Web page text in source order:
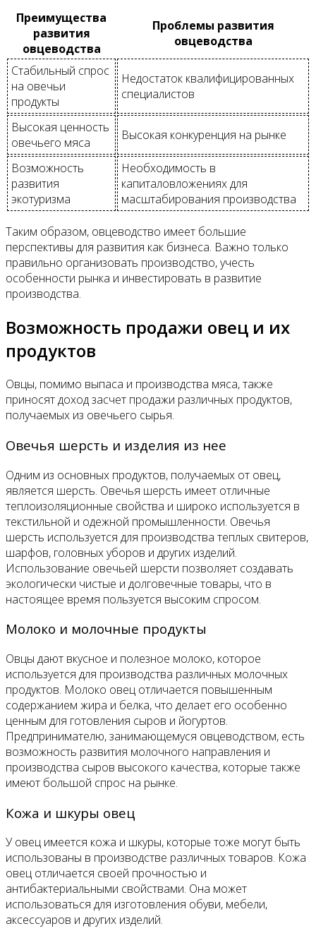
Преимущества
развития
овцеводства
Проблемы развития
овцеводства
Стабильный спрос
на овечьи
продукты
Недостаток квалифицированных
специалистов
Высокая ценность
овечьего мяса
Высокая конкуренция на рынке
Возможность
развития
экотуризма
Необходимость в
капиталовложениях для
масштабирования производства
Таким образом, овцеводство имеет большие
перспективы для развития как бизнеса. Важно только
правильно организовать производство, учесть
особенности рынка и инвестировать в развитие
производства.
Возможность продажи овец и их
продуктов
Овцы, помимо выпаса и производства мяса, также
приносят доход засчет продажи различных продуктов,
получаемых из овечьего сырья.
Овечья шерсть и изделия из нее
Одним из основных продуктов, получаемых от овец,
является шерсть. Овечья шерсть имеет отличные
теплоизоляционные свойства и широко используется в
текстильной и одежной промышленности. Овечья
шерсть используется для производства теплых свитеров,
шарфов, головных уборов и других изделий.
Использование овечьей шерсти позволяет создавать
экологически чистые и долговечные товары, что в
настоящее время пользуется высоким спросом.
Молоко и молочные продукты
Овцы дают вкусное и полезное молоко, которое
используется для производства различных молочных
продуктов. Молоко овец отличается повышенным
содержанием жира и белка, что делает его особенно
ценным для готовления сыров и йогуртов.
Предпринимателю, занимающемуся овцеводством, есть
возможность развития молочного направления и
производства сыров высокого качества, которые также
имеют большой спрос на рынке.
Кожа и шкуры овец
У овец имеется кожа и шкуры, которые тоже могут быть
использованы в производстве различных товаров. Кожа
овец отличается своей прочностью и
антибактериальными свойствами. Она может
использоваться для изготовления обуви, мебели,
аксессуаров и других изделий.